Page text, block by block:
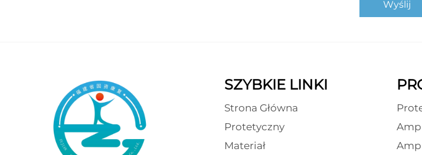
Wyślij
SZYBKIE LINKI
Strona Główna
Protetyczny
Materiał